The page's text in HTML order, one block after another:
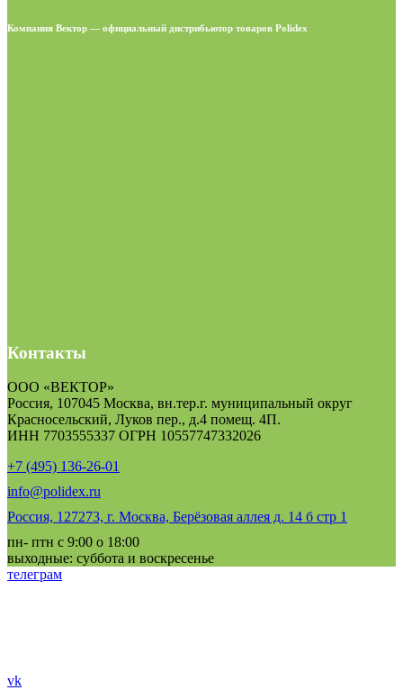
Компания Вектор — официальный дистрибьютор товаров Polidex
Контакты
ООО «ВЕКТОР»
Россия, 107045 Москва, вн.тер.г. муниципальный округ
Красносельский, Луков пер., д.4 помещ. 4П.
ИНН 7703555337 ОГРН 10557747332026
+7 (495) 136-26-01
info@polidex.ru
Россия, 127273, г. Москва, Берёзовая аллея д. 14 б стр 1
пн- птн с 9:00 о 18:00
выходные: суббота и воскресенье
телеграм
vk